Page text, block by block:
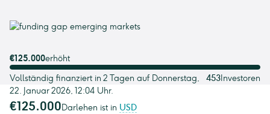
€125.000erhöht
Vollständig finanziert in 2 Tagen auf Donnerstag,
22. Januar 2026, 12:04 Uhr.
453 Investoren
€125.000Darlehen ist in USD